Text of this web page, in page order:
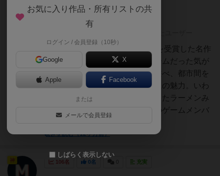
258名 充実
2006年のドイツ年間ゲーム大賞を受賞した名作
でゲーマー間では割と有名なゲームだった気が
します。簡単で誰でも短時間で遊べ、都市間を
つないでいく楽しさがこのゲームの魅力。いわ
ゆる「昔ながらのボドゲ」といったラーメンみ
たいな風情がありあたしもうちのゲームメンバ
続きを読む（12ヶ月前）
106名 0名 充実
神
お気に入り作品・所有リストの共
有
ログイン / 会員登録（10秒）
Google X
Apple Facebook
または
メールで会員登録
しばらく表示しない